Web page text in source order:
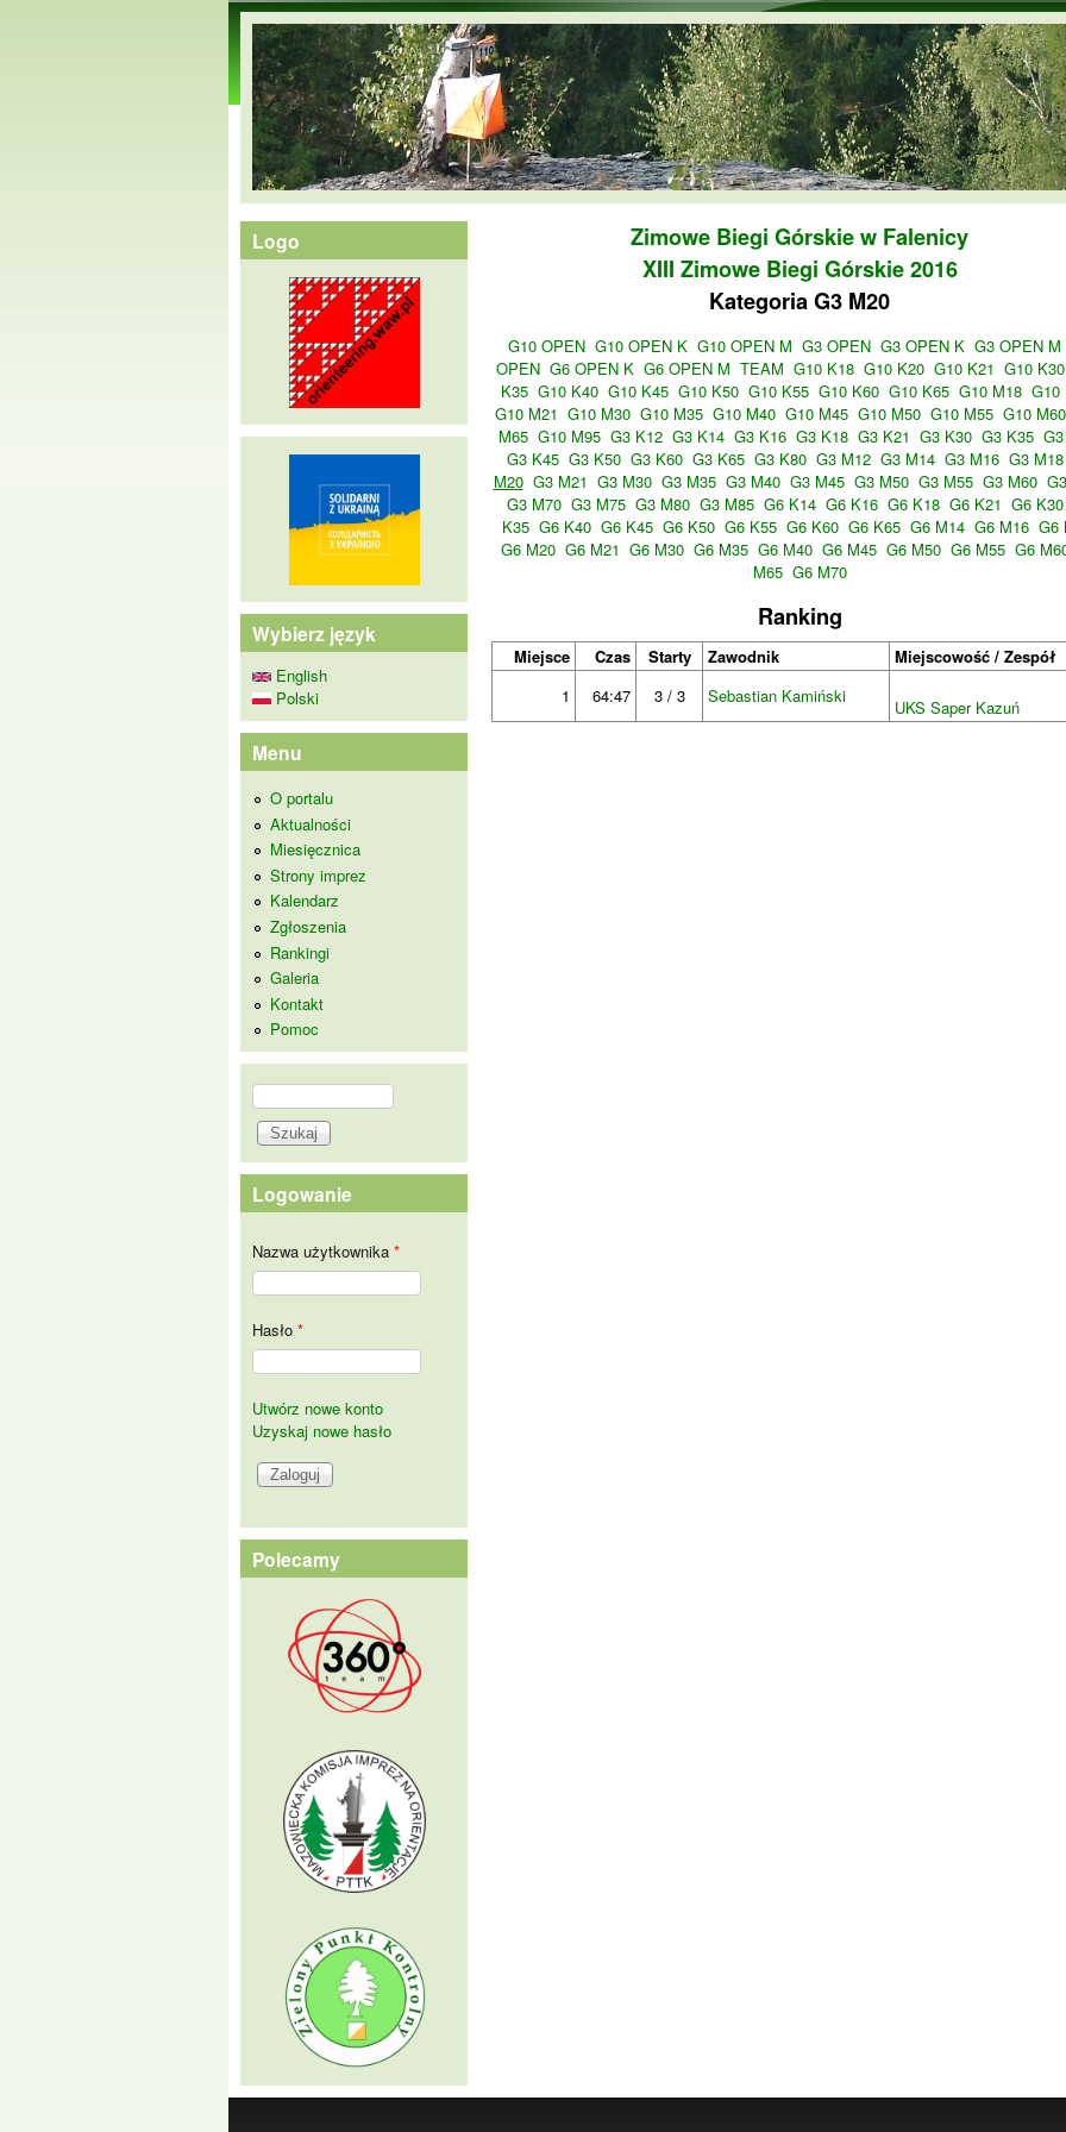
Przejdź do treści
orienteering.waw.pl
Zimowe Biegi Górskie w Falenicy
XIII Zimowe Biegi Górskie 2016
Kategoria G3 M20
G10 OPEN G10 OPEN K G10 OPEN M G3 OPEN G3 OPEN K G3 OPEN M
OPEN G6 OPEN K G6 OPEN M TEAM G10 K18 G10 K20 G10 K21 G10 K30
K35 G10 K40 G10 K45 G10 K50 G10 K55 G10 K60 G10 K65 G10 M18 G10
G10 M21 G10 M30 G10 M35 G10 M40 G10 M45 G10 M50 G10 M55 G10 M60
M65 G10 M95 G3 K12 G3 K14 G3 K16 G3 K18 G3 K21 G3 K30 G3 K35
G3 K45 G3 K50 G3 K60 G3 K65 G3 K80 G3 M12 G3 M14 G3 M16 G3 M18
M20 G3 M21 G3 M30 G3 M35 G3 M40 G3 M45 G3 M50 G3 M55 G3 M60
G3 M70 G3 M75 G3 M80 G3 M85 G6 K14 G6 K16 G6 K18 G6 K21 G6 K30
K35 G6 K40 G6 K45 G6 K50 G6 K55 G6 K60 G6 K65 G6 M14 G6 M16 G6
G6 M20 G6 M21 G6 M30 G6 M35 G6 M40 G6 M45 G6 M50 G6 M55 G6
M65 G6 M70
Ranking
Miejsce Czas Starty Zawodnik
Miejscowość / Zespół
1
64:47 3 / 3 Sebastian Kamiński
UKS Saper Kazuń
Logo
Wybierz język
English
Polski
Menu
O portalu
Aktualności
Miesięcznica
Strony imprez
Kalendarz
Zgłoszenia
Rankingi
Galeria
Kontakt
Pomoc
Formularz wyszukiwania
Szukaj
Logowanie
Nazwa użytkownika *
Hasło *
Utwórz nowe konto
Uzyskaj nowe hasło
Polecamy